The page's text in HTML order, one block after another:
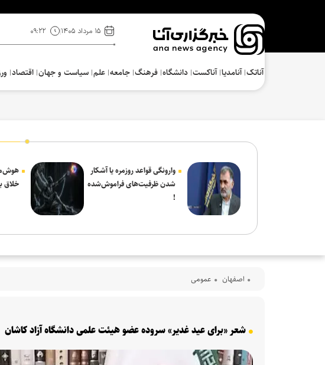
۱۵ مرداد ۱۴۰۵ ۰۹:۲۲
آناتک آنامدیا آناکست دانشگاه فرهنگ‌ جامعه علم سیاست و جهان اقتصاد
وارونگی قواعد روزمره یا آشکار
شدن ظرفیت‌های فراموش‌شده
!
خلاق
اصفهان عمومی
شعر «برای عید غدیر» سروده عضو هیئت علمی دانشگاه آزاد کاشان